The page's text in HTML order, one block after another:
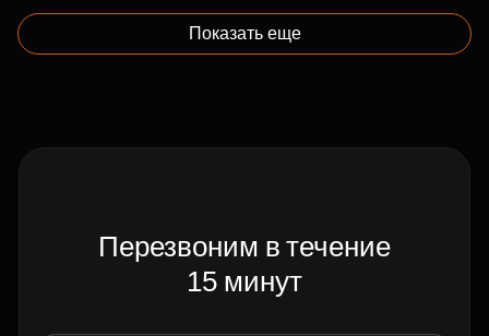
Показать еще
Перезвоним в течение
15 минут